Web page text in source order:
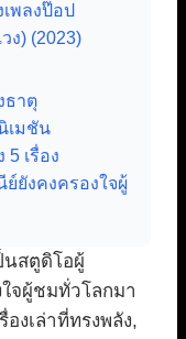
พลงป๊อป
ง) (2023)
ธาตุ
เมชัน
5 เรื่อง
ยังคงครองใจผู้
นสตูดิโอผู้
จผู้ชมทั่วโลกมา
งเล่าที่ทรงพลัง,